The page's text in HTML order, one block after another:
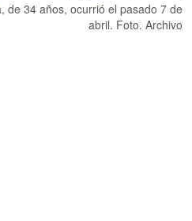
de 34 años, ocurrió el pasado 7 de
abril. Foto. Archivo